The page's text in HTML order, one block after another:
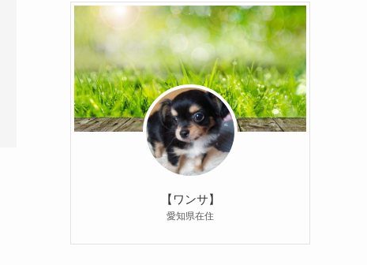
【ワンサ】
愛知県在住